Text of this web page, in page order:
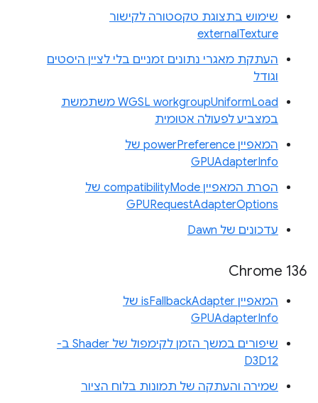
שימוש בתצוגת טקסטורה לקישור
externalTexture
העתקת מאגרי נתונים זמניים בלי לציין היסטים
וגודל
WGSL workgroupUniformLoad משתמשת
במצביע לפעולה אטומית
המאפיין powerPreference של
GPUAdapterInfo
הסרת המאפיין compatibilityMode של
GPURequestAdapterOptions
עדכונים של Dawn
Chrome 136
המאפיין isFallbackAdapter של
GPUAdapterInfo
שיפורים במשך הזמן לקימפול של Shader ב-
D3D12
שמירה והעתקה של תמונות בלוח הציור